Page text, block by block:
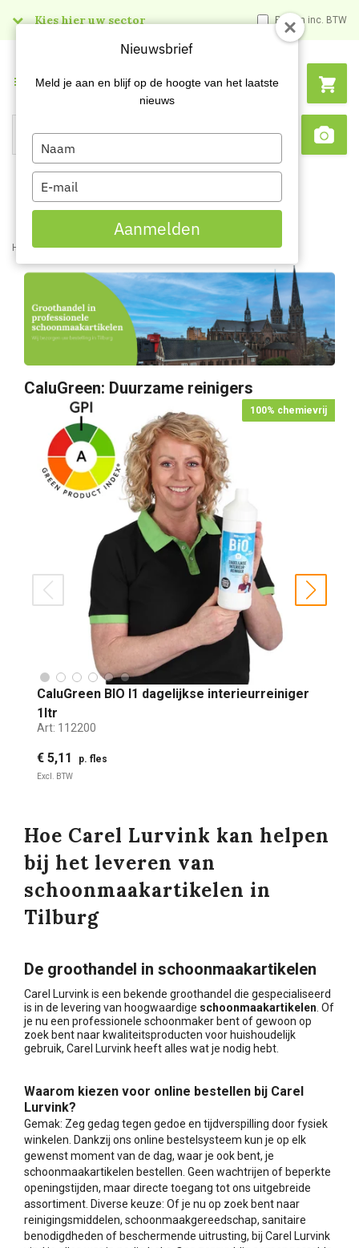
Kies hier uw sector Prijzen inc. BTW
Search
Menu
Home Content Groothandel schoonmaakartikelen Tilburg
CaluGreen: Duurzame reinigers
100% chemievrij
CaluGreen BIO I1 dagelijkse interieurreiniger
1ltr
Art: 112200
€ 5,11 p. fles
Excl. BTW
prev next
Hoe Carel Lurvink kan helpen
bij het leveren van
schoonmaakartikelen in
Tilburg
De groothandel in schoonmaakartikelen
Carel Lurvink is een bekende groothandel die gespecialiseerd
is in de levering van hoogwaardige schoonmaakartikelen . Of
je nu een professionele schoonmaker bent of gewoon op
zoek bent naar kwaliteitsproducten voor huishoudelijk
gebruik, Carel Lurvink heeft alles wat je nodig hebt.
Waarom kiezen voor online bestellen bij Carel
Lurvink?
Gemak: Zeg gedag tegen gedoe en tijdverspilling door fysiek
winkelen. Dankzij ons online bestelsysteem kun je op elk
gewenst moment van de dag, waar je ook bent, je
schoonmaakartikelen bestellen. Geen wachtrijen of beperkte
openingstijden, maar directe toegang tot ons uitgebreide
assortiment. Diverse keuze: Of je nu op zoek bent naar
reinigingsmiddelen, schoonmaakgereedschap, sanitaire
benodigdheden of beschermende uitrusting, bij Carel Lurvink
Nieuwsbrief
Meld je aan en blijf op de hoogte van het laatste
nieuws
Type
your
name
Type
your
email
Aanmelden